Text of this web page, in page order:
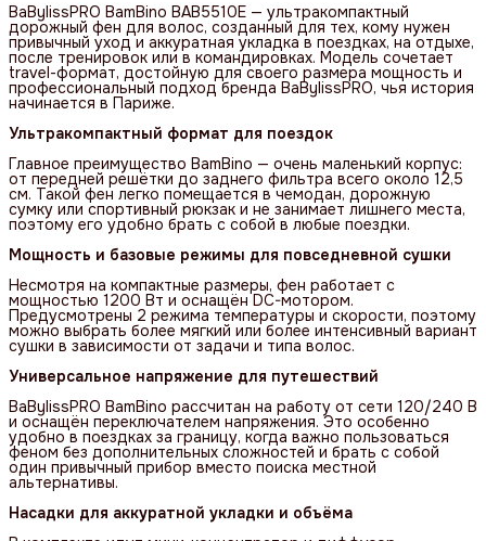
BaBylissPRO BamBino BAB5510E — ультракомпактный
дорожный фен для волос, созданный для тех, кому нужен
привычный уход и аккуратная укладка в поездках, на отдыхе,
после тренировок или в командировках. Модель сочетает
travel-формат, достойную для своего размера мощность и
профессиональный подход бренда BaBylissPRO, чья история
начинается в Париже.
Ультракомпактный формат для поездок
Главное преимущество BamBino — очень маленький корпус:
от передней решётки до заднего фильтра всего около 12,5
см. Такой фен легко помещается в чемодан, дорожную
сумку или спортивный рюкзак и не занимает лишнего места,
поэтому его удобно брать с собой в любые поездки.
Мощность и базовые режимы для повседневной сушки
Несмотря на компактные размеры, фен работает с
мощностью 1200 Вт и оснащён DC-мотором.
Предусмотрены 2 режима температуры и скорости, поэтому
можно выбрать более мягкий или более интенсивный вариант
сушки в зависимости от задачи и типа волос.
Универсальное напряжение для путешествий
BaBylissPRO BamBino рассчитан на работу от сети 120/240 В
и оснащён переключателем напряжения. Это особенно
удобно в поездках за границу, когда важно пользоваться
феном без дополнительных сложностей и брать с собой
один привычный прибор вместо поиска местной
альтернативы.
Насадки для аккуратной укладки и объёма